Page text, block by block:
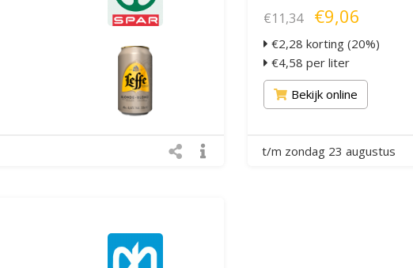
€11,34 €9,06
€2,28 korting (20%)
€4,58 per liter
Bekijk online
t/m zondag 23 augustus